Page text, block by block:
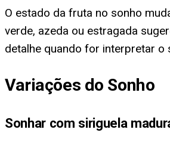
O estado da fruta no sonho
verde, azeda ou estragada
detalhe quando for interpretar o
Variações do Sonho
Sonhar com siriguela